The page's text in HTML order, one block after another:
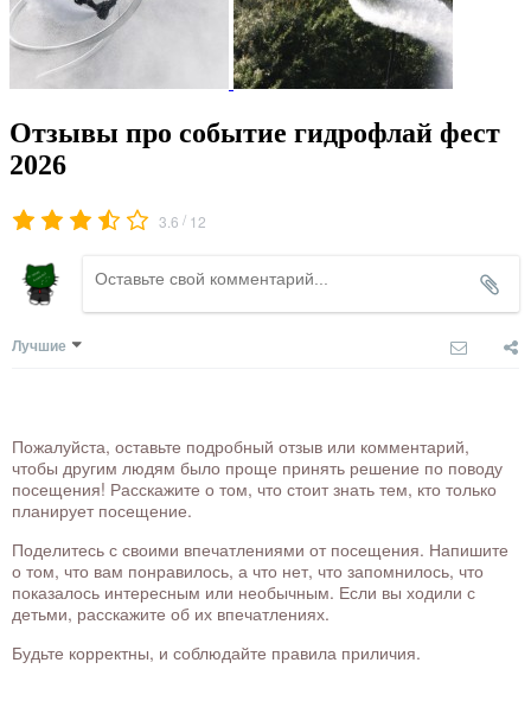
Отзывы про событие гидрофлай фест
2026
3.6 / 12
Лучшие
Пожалуйста, оставьте подробный отзыв или комментарий,
чтобы другим людям было проще принять решение по поводу
посещения! Расскажите о том, что стоит знать тем, кто только
планирует посещение.
Поделитесь с своими впечатлениями от посещения. Напишите
о том, что вам понравилось, а что нет, что запомнилось, что
показалось интересным или необычным. Если вы ходили с
детьми, расскажите об их впечатлениях.
Будьте корректны, и соблюдайте правила приличия.